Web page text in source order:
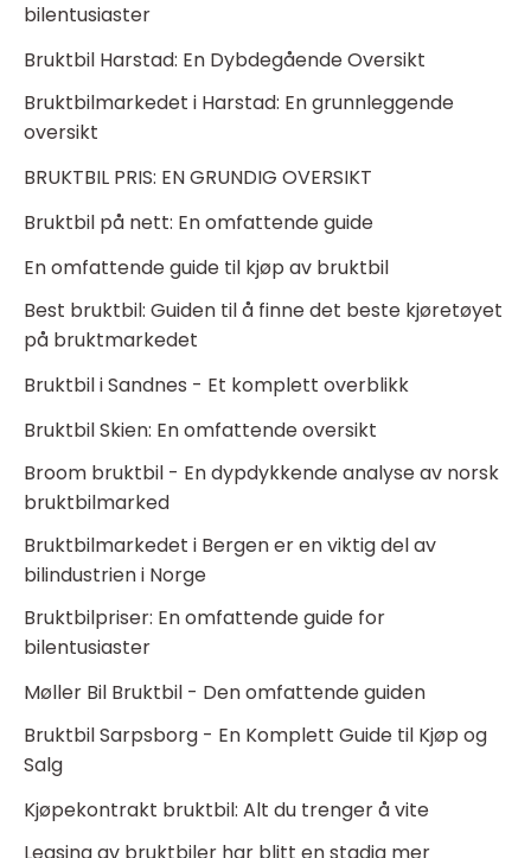
bilentusiaster
Bruktbil Harstad: En Dybdegående Oversikt
Bruktbilmarkedet i Harstad: En grunnleggende
oversikt
BRUKTBIL PRIS: EN GRUNDIG OVERSIKT
Bruktbil på nett: En omfattende guide
En omfattende guide til kjøp av bruktbil
Best bruktbil: Guiden til å finne det beste kjøretøyet
på bruktmarkedet
Bruktbil i Sandnes - Et komplett overblikk
Bruktbil Skien: En omfattende oversikt
Broom bruktbil - En dypdykkende analyse av norsk
bruktbilmarked
Bruktbilmarkedet i Bergen er en viktig del av
bilindustrien i Norge
Bruktbilpriser: En omfattende guide for
bilentusiaster
Møller Bil Bruktbil - Den omfattende guiden
Bruktbil Sarpsborg - En Komplett Guide til Kjøp og
Salg
Kjøpekontrakt bruktbil: Alt du trenger å vite